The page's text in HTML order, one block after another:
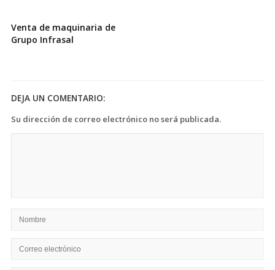
Venta de maquinaria de
Grupo Infrasal
DEJA UN COMENTARIO:
Su dirección de correo electrónico no será publicada.